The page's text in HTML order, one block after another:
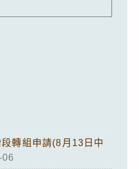
轉組申請(8月13日中